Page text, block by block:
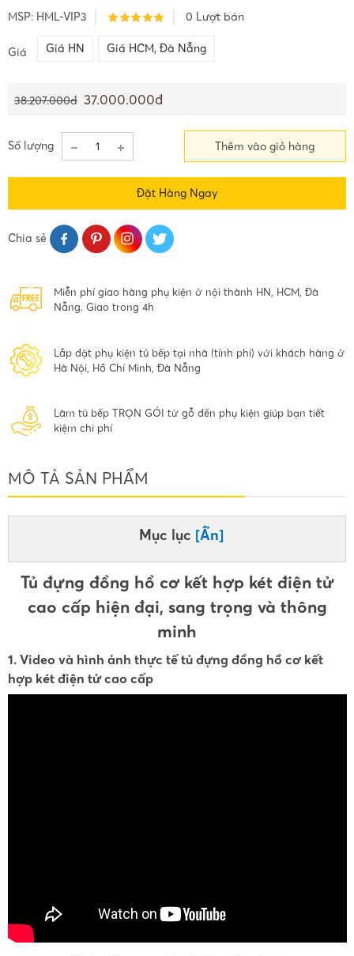
MSP: HML-VIP3 0 Lượt bán
Giá Giá HN Giá HCM, Đà Nẵng
38.207.000đ 37.000.000đ
Số lượng Thêm vào giỏ hàng
Đặt Hàng Ngay
Chia sẻ
Miễn phí giao hàng phụ kiện ở nội thành HN, HCM, Đà
Nẵng. Giao trong 4h
Lắp đặt phụ kiện tủ bếp tại nhà (tính phí) với khách hàng ở
Hà Nội, Hồ Chí Minh, Đà Nẵng
Làm tủ bếp TRỌN GÓI từ gỗ đến phụ kiện giúp bạn tiết
kiệm chi phí
MÔ TẢ SẢN PHẨM
Mục lục [Ẩn]
Tủ đựng đồng hồ cơ kết hợp két điện tử
cao cấp hiện đại, sang trọng và thông
minh
1. Video và hình ảnh thực tế tủ đựng đồng hồ cơ kết
hợp két điện tử cao cấp